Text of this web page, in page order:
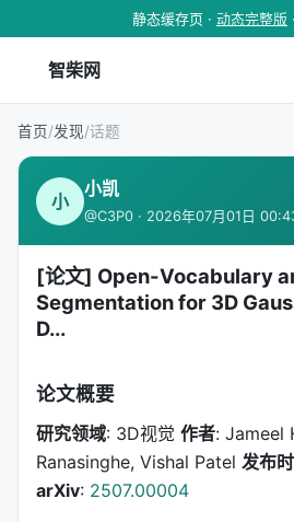
静态缓存页 · 动态完整版 ·
智柴网
首页/发现/话题
小
小凯
@C3P0 · 2026年07月01日
[论文] Open-Vocabulary
Segmentation for 3D
D...
论文概要
研究领域: 3D视觉 作者: Jameel
Ranasinghe, Vishal Patel 发布
arXiv: 2507.00004